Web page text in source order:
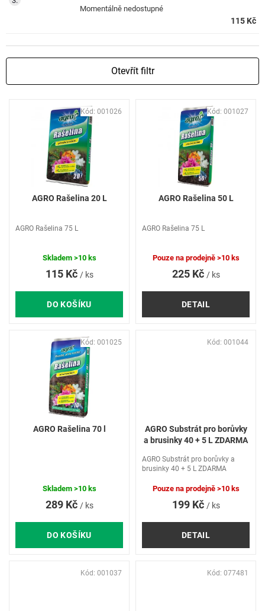
Momentálně nedostupné
115 Kč
Otevřít filtr
AGRO Rašelina 20 L
115 Kč / ks
DO KOŠÍKU
AGRO Rašelina 75 L
Skladem >10 ks
Kód: 001026
AGRO Rašelina 50 L
225 Kč / ks
DETAIL
AGRO Rašelina 75 L
Pouze na prodejně >10 ks
Kód: 001027
AGRO Rašelina 70 l
289 Kč / ks
DO KOŠÍKU
Skladem >10 ks
Kód: 001025
AGRO Substrát pro borůvky
a brusinky 40 + 5 L ZDARMA
199 Kč / ks
DETAIL
AGRO Substrát pro borůvky a
brusinky 40 + 5 L ZDARMA
Pouze na prodejně >10 ks
Kód: 001044
Kód: 001037 Kód: 077481